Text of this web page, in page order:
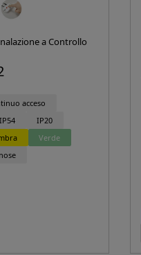
a Controllo
acceso
IP54
IP20
Verde